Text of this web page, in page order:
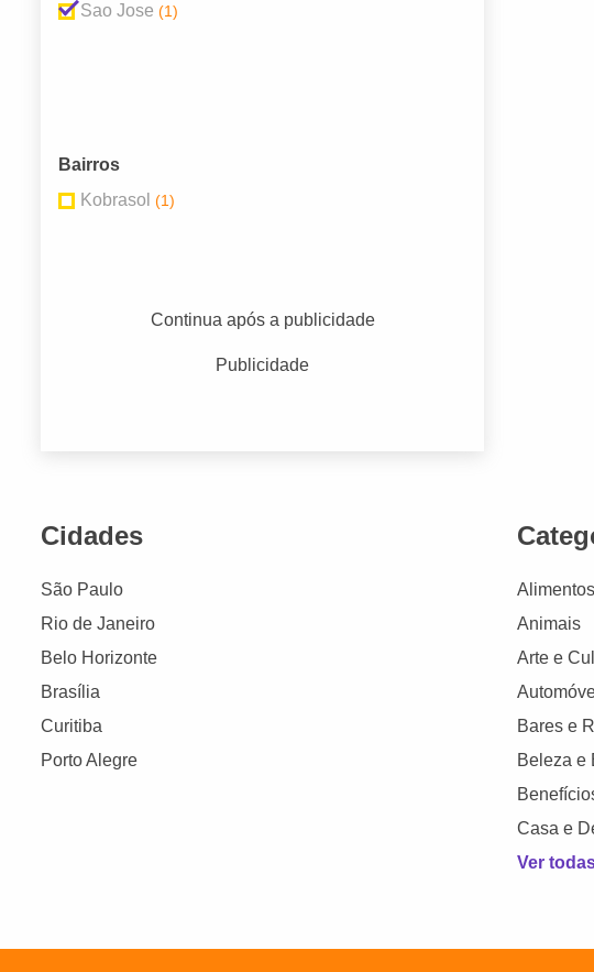
Sao Jose (1)
Bairros
Kobrasol (1)
Continua após a publicidade
Publicidade
Cidades
São Paulo
Rio de Janeiro
Belo Horizonte
Brasília
Curitiba
Porto Alegre
Animais
Arte e
Bares e
Beleza e
Casa e
Ver